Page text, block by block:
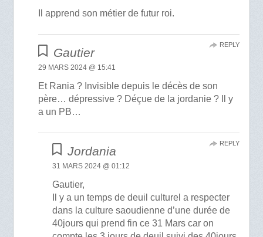
Il apprend son métier de futur roi.
Gautier
29 MARS 2024 @ 15:41
Et Rania ? Invisible depuis le décès de son
père… dépressive ? Déçue de la jordanie ? Il y
a un PB…
REPLY
Jordania
31 MARS 2024 @ 01:12
Gautier,
Il y a un temps de deuil culturel a respecter
dans la culture saoudienne d’une durée de
40jours qui prend fin ce 31 Mars car on
REPLY